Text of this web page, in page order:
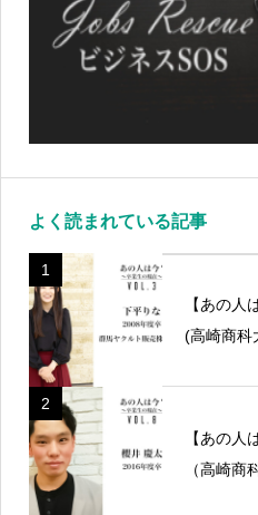
よく読まれている記事
1
【あの人
(高崎商科
2
【あの人
（高崎商